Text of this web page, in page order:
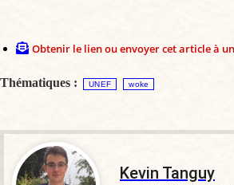
Obtenir le lien ou envoyer cet article à
Thématiques : UNEF woke
Kevin Tanguy